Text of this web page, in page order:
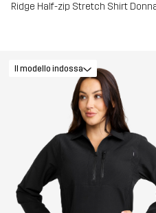
Ridge Half-zip Stretch Shirt
Il modello indossa